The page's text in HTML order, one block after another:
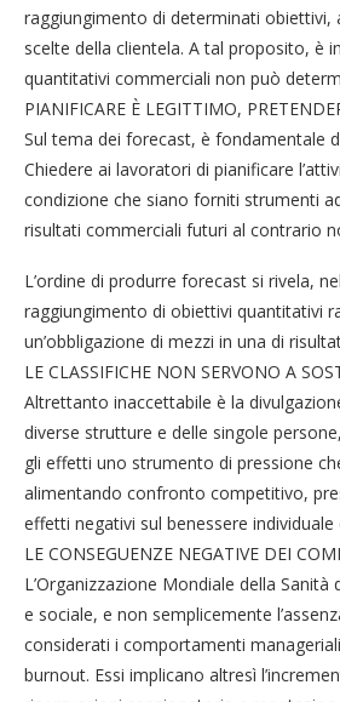
raggiungimento di determinati obiettivi,
scelte della clientela. A tal proposito, è
quantitativi commerciali non può
PIANIFICARE È LEGITTIMO,
Sul tema dei forecast, è fondamentale
Chiedere ai lavoratori di pianificare
condizione che siano forniti strumenti
risultati commerciali futuri al contrario
L’ordine di produrre forecast si rivela,
raggiungimento di obiettivi quantitativi
un’obbligazione di mezzi in una di
LE CLASSIFICHE NON SERVONO A
Altrettanto inaccettabile è la
diverse strutture e delle singole
gli effetti uno strumento di pressione
alimentando confronto competitivo,
effetti negativi sul benessere
LE CONSEGUENZE NEGATIVE DEI
L’Organizzazione Mondiale della
e sociale, e non semplicemente
considerati i comportamenti
burnout. Essi implicano altresì